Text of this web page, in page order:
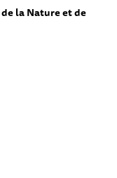
la Nature et de